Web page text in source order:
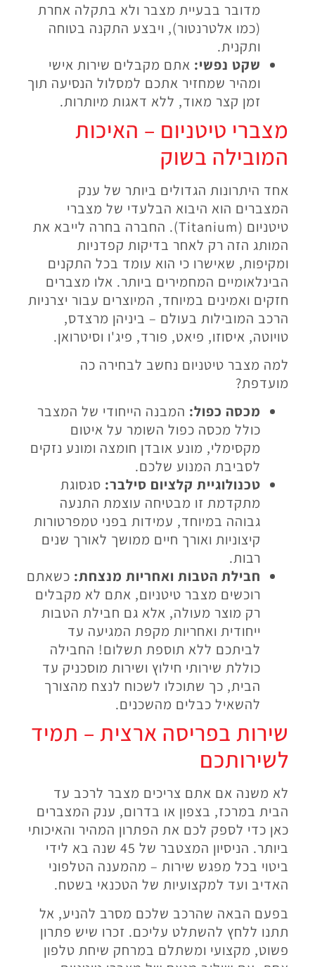
מדובר בבעיית מצבר ולא בתקלה אחרת
(כמו אלטרנטור), ויבצע התקנה בטוחה
ותקנית.
שקט נפשי: אתם מקבלים שירות אישי
ומהיר שמחזיר אתכם למסלול הנסיעה תוך
זמן קצר מאוד, ללא דאגות מיותרות.
מצברי טיטניום – האיכות
המובילה בשוק
אחד היתרונות הגדולים ביותר של ענק
המצברים הוא היבוא הבלעדי של מצברי
טיטניום (Titanium). החברה בחרה לייבא את
המותג הזה רק לאחר בדיקות קפדניות
ומקיפות, שאישרו כי הוא עומד בכל התקנים
הבינלאומיים המחמירים ביותר. אלו מצברים
חזקים ואמינים במיוחד, המיוצרים עבור יצרניות
הרכב המובילות בעולם – ביניהן מרצדס,
טויוטה, איסוזו, פיאט, פורד, פיג'ו וסיטרואן.
למה מצבר טיטניום נחשב לבחירה כה
מועדפת?
מכסה כפול: המבנה הייחודי של המצבר
כולל מכסה כפול השומר על איטום
מקסימלי, מונע אובדן חומצה ומונע נזקים
לסביבת המנוע שלכם.
טכנולוגיית קלציום סילבר: סגסוגת
מתקדמת זו מבטיחה עוצמת התנעה
גבוהה במיוחד, עמידות בפני טמפרטורות
קיצוניות ואורך חיים ממושך לאורך שנים
רבות.
חבילת הטבות ואחריות מנצחת: כשאתם
רוכשים מצבר טיטניום, אתם לא מקבלים
רק מוצר מעולה, אלא גם חבילת הטבות
ייחודית ואחריות מקפת המגיעה עד
לביתכם ללא תוספת תשלום! החבילה
כוללת שירותי חילוץ ושירות מוסכניק עד
הבית, כך שתוכלו לשכוח לנצח מהצורך
להשאיל כבלים מהשכנים.
שירות בפריסה ארצית – תמיד
לשירותכם
לא משנה אם אתם צריכים מצבר לרכב עד
הבית במרכז, בצפון או בדרום, ענק המצברים
כאן כדי לספק לכם את הפתרון המהיר והאיכותי
ביותר. הניסיון המצטבר של 45 שנה בא לידי
ביטוי בכל מפגש שירות – מהמענה הטלפוני
האדיב ועד למקצועיות של הטכנאי בשטח.
בפעם הבאה שהרכב שלכם מסרב להניע, אל
תתנו ללחץ להשתלט עליכם. זכרו שיש פתרון
פשוט, מקצועי ומשתלם במרחק שיחת טלפון